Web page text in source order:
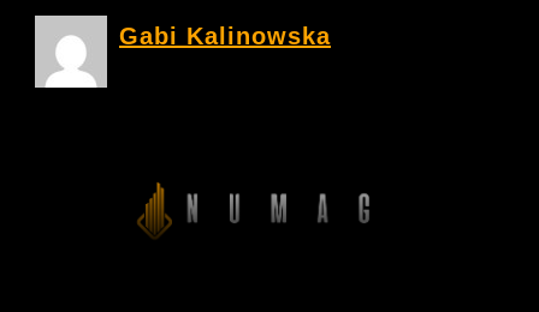
Gabi Kalinowska